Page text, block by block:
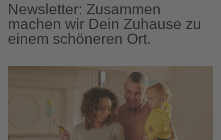
Newsletter: Zusammen
machen wir Dein Zuhause zu
einem schöneren Ort.